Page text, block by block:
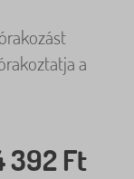
a
392 Ft